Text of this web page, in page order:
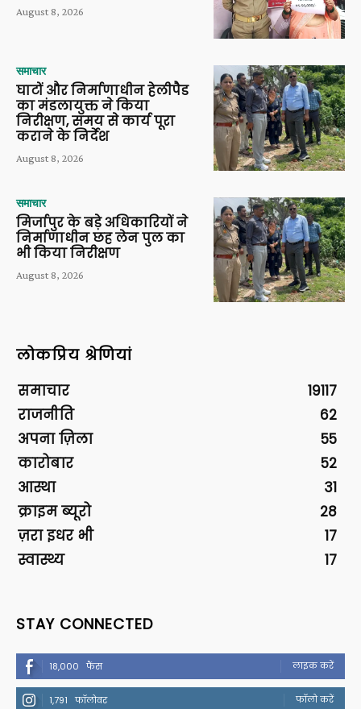
August 8, 2026
समाचार
घाटों और निर्माणाधीन हेलीपैड
का मंडलायुक्त ने किया
निरीक्षण, समय से कार्य पूरा
कराने के निर्देश
August 8, 2026
समाचार
मिर्जापुर के बड़े अधिकारियों ने
निर्माणाधीन छह लेन पुल का
भी किया निरीक्षण
August 8, 2026
लोकप्रिय श्रेणियां
समाचार
19117
राजनीति
62
अपना ज़िला
55
कारोबार
52
आस्था
31
क्राइम ब्यूरो
28
ज़रा इधर भी
17
स्वास्थ्य
17
STAY CONNECTED
18,000 फैंस लाइक करें
1,791 फॉलोवर फॉलो करें